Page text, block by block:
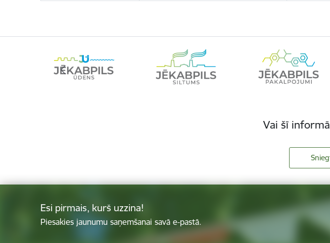
Vai šī
Esi pirmais, kurš uzzina!
Piesakies jaunumu saņemšanai savā e-pastā.